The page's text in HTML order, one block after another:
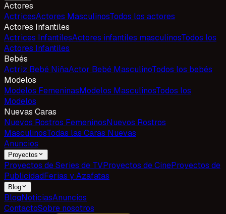
Actores
ActricesActores MasculinosTodos los actores
Actores Infantiles
Actrices InfantilesActores infantiles masculinosTodos los
Actores Infantiles
Bebés
Actriz Bebé NiñaActor Bebé MasculinoTodos los bebés
Modelos
Modelos FemeninasModelos MasculinosTodos los
Modelos
Nuevas Caras
Nuevos Rostros FemeninosNuevos Rostros
MasculinosTodas las Caras Nuevas
Anuncios
Proyectos
Proyectos de Series de TVProyectos de CineProyectos de
PublicidadFerias y Azafatas
Blog
BlogNoticiasAnuncios
ContactoSobre nosotros